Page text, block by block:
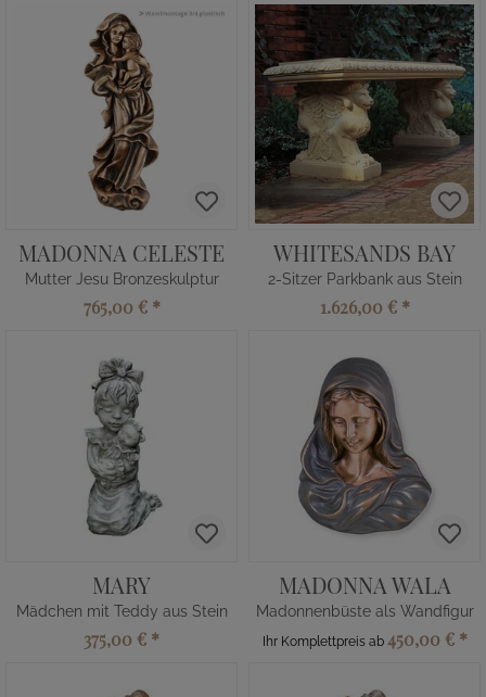
MADONNA CELESTE
Mutter Jesu Bronzeskulptur
765,00 € *
WHITESANDS BAY
2-Sitzer Parkbank aus Stein
1.626,00 € *
MARY
Mädchen mit Teddy aus Stein
375,00 € *
MADONNA WALA
Madonnenbüste als Wandfigur
Ihr Komplettpreis ab 450,00 € *